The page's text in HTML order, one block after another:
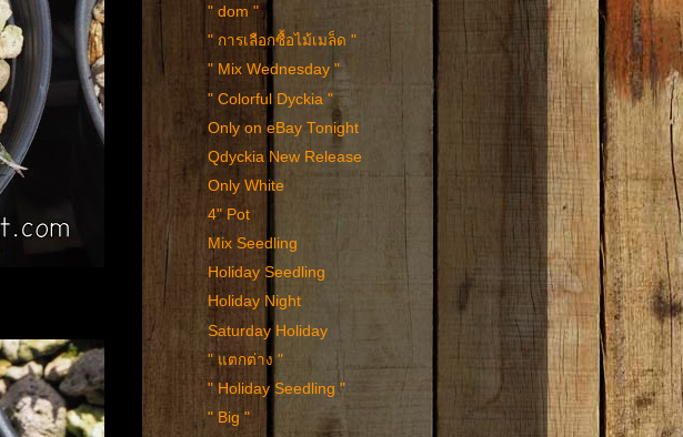
" dom "
" การเลือกซื้อไม้เมล็ด "
" Mix Wednesday "
" Colorful Dyckia "
Only on eBay Tonight
Qdyckia New Release
Only White
4" Pot
Mix Seedling
Holiday Seedling
Holiday Night
Saturday Holiday
" แตกต่าง "
" Holiday Seedling "
" Big "